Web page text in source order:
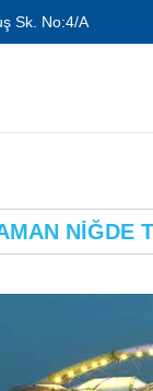
Sk. No:4/A
NİĞDE